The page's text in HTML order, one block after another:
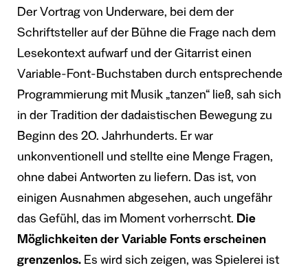
Der Vortrag von Underware, bei dem der
Schriftsteller auf der Bühne die Frage nach dem
Lesekontext aufwarf und der Gitarrist einen
Variable-Font-Buchstaben durch entsprechende
Programmierung mit Musik „tanzen“ ließ, sah sich
in der Tradition der dadaistischen Bewegung zu
Beginn des 20. Jahrhunderts. Er war
unkonventionell und stellte eine Menge Fragen,
ohne dabei Antworten zu liefern. Das ist, von
einigen Ausnahmen abgesehen, auch ungefähr
das Gefühl, das im Moment vorherrscht. Die
Möglichkeiten der Variable Fonts erscheinen
grenzenlos. Es wird sich zeigen, was Spielerei ist